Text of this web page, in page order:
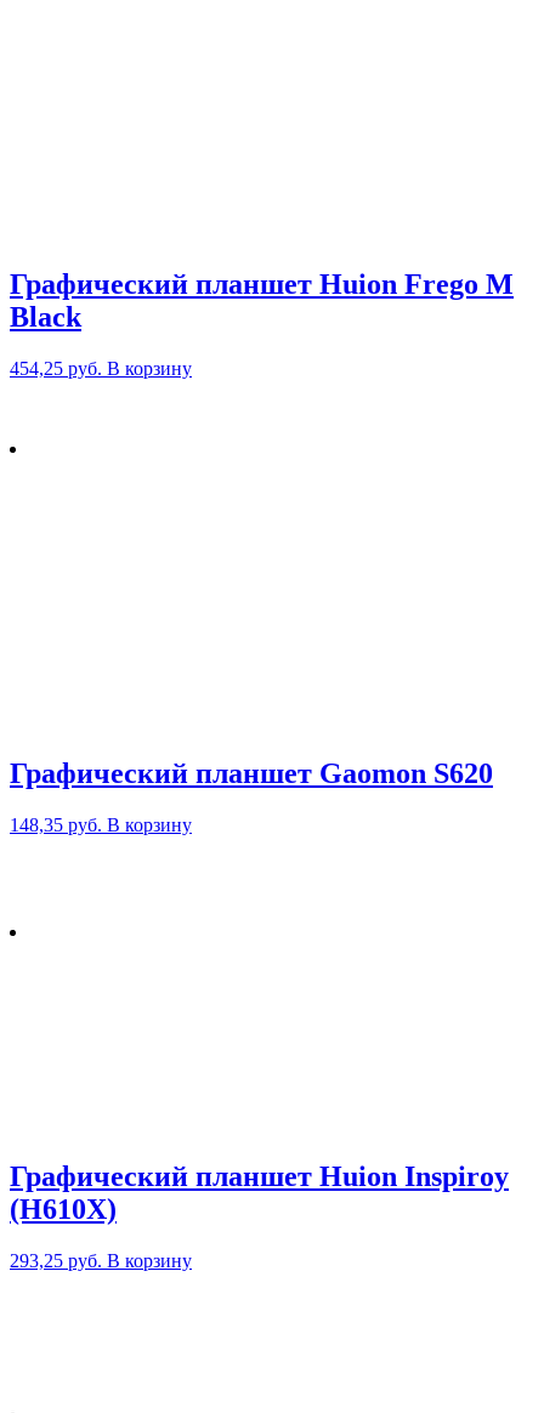
Графический планшет Huion Frego M
Black
454,25 руб. В корзину
Графический планшет Gaomon S620
148,35 руб. В корзину
Графический планшет Huion Inspiroy
(H610X)
293,25 руб. В корзину